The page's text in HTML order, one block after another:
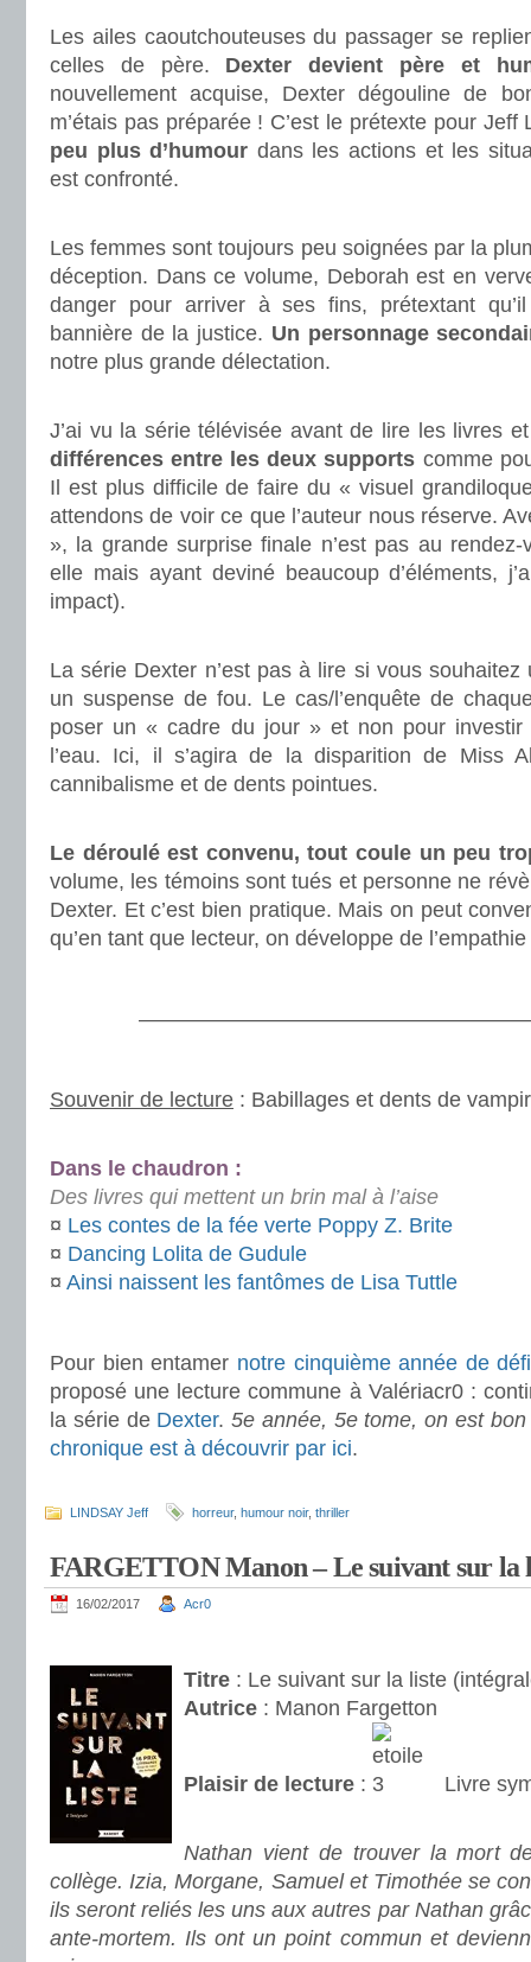
Les ailes caoutchouteuses du passager se
celles de père. Dexter devient père et
nouvellement acquise, Dexter dégouline de
m’étais pas préparée ! C’est le prétexte pour Jeff
peu plus d’humour dans les actions et les
est confronté.
Les femmes sont toujours peu soignées par la
déception. Dans ce volume, Deborah est en
danger pour arriver à ses fins, prétextant
bannière de la justice. Un personnage
notre plus grande délectation.
J’ai vu la série télévisée avant de lire les livres
différences entre les deux supports comme
Il est plus difficile de faire du « visuel
attendons de voir ce que l’auteur nous réserve.
», la grande surprise finale n’est pas au rendez-
elle mais ayant deviné beaucoup d’éléments,
impact).
La série Dexter n’est pas à lire si vous
un suspense de fou. Le cas/l’enquête de
poser un « cadre du jour » et non pour investir
l’eau. Ici, il s’agira de la disparition de Miss
cannibalisme et de dents pointues.
Le déroulé est convenu, tout coule un peu
volume, les témoins sont tués et personne ne
Dexter. Et c’est bien pratique. Mais on peut
qu’en tant que lecteur, on développe de
Souvenir de lecture : Babillages et dents de
Dans le chaudron :
Des livres qui mettent un brin mal à l’aise
¤ Les contes de la fée verte Poppy Z. Brite
¤ Dancing Lolita de Gudule
¤ Ainsi naissent les fantômes de Lisa Tuttle
Pour bien entamer notre cinquième année de défi
proposé une lecture commune à Valériacr0 :
la série de Dexter. 5e année, 5e tome, on est
chronique est à découvrir par ici.
LINDSAY Jeff horreur, humour noir, thriller
FARGETTON Manon – Le suivant sur la
16/02/2017 Acr0
Titre : Le suivant sur la liste
Autrice : Manon Fargetton
Plaisir de lecture :
Livre
Nathan vient de trouver la mort
collège. Izia, Morgane, Samuel et Timothée se
ils seront reliés les uns aux autres par Nathan
ante-mortem. Ils ont un point commun et